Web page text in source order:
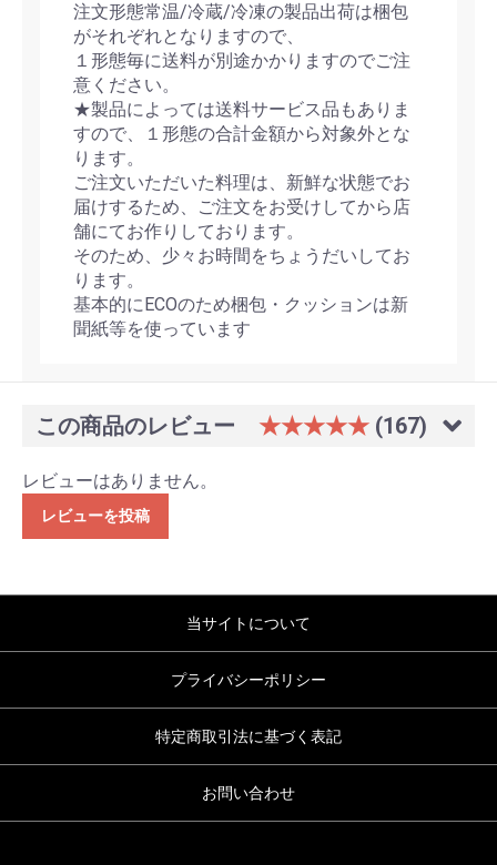
注文形態常温/冷蔵/冷凍の製品出荷は梱包
がそれぞれとなりますので、
１形態毎に送料が別途かかりますのでご注
意ください。
★製品によっては送料サービス品もありま
すので、１形態の合計金額から対象外とな
ります。
ご注文いただいた料理は、新鮮な状態でお
届けするため、ご注文をお受けしてから店
舗にてお作りしております。
そのため、少々お時間をちょうだいしてお
ります。
基本的にECOのため梱包・クッションは新
聞紙等を使っています
この商品のレビュー ★★★★★ (167)
レビューはありません。
レビューを投稿
当サイトについて
プライバシーポリシー
特定商取引法に基づく表記
お問い合わせ